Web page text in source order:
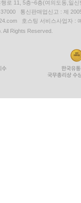
로 11, 5층~6층(여의도동,일신
통신판매업신고 : 제
호스팅 서비스사업자 :
Rights Reserved.